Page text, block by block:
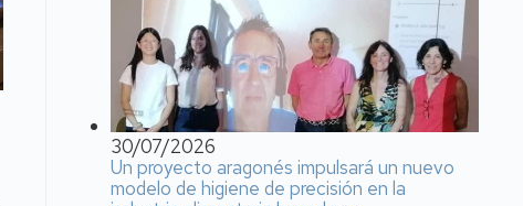
30/07/2026
Un proyecto aragonés impulsará un nuevo
modelo de higiene de precisión en la